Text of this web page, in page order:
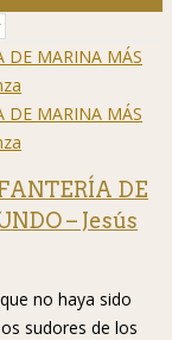
DE
– Jesús
no haya sido
sudores de los